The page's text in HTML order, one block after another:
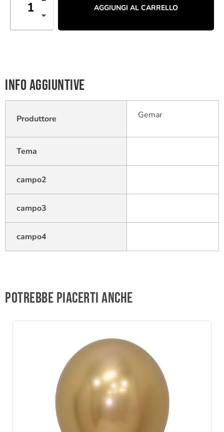
AGGIUNGI AL CARRELLO
Info aggiuntive
Produttore Gemar
Tema
campo2
campo3
campo4
Potrebbe piacerti anche